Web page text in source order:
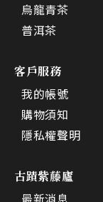
烏龍青茶
普洱茶
客戶服務
我的帳號
購物須知
隱私權聲明
古蹟紫藤廬
最新消息